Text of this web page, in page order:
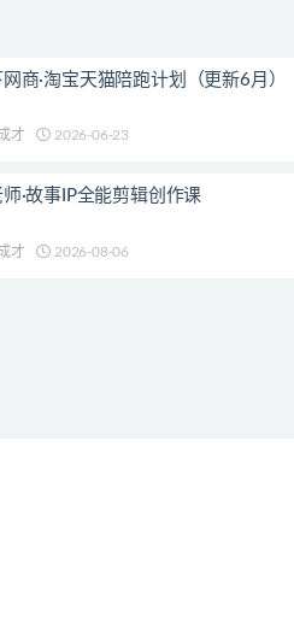
商·淘宝天猫陪跑计划（更新6月）
才 2026-06-23
·故事IP全能剪辑创作课
才 2026-08-06